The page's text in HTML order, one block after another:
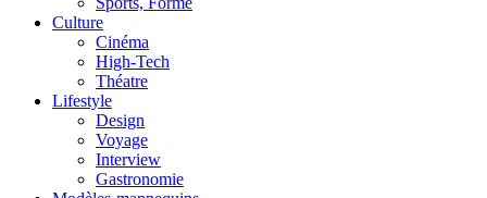
Culture
Cinéma
High-Tech
Théatre
Lifestyle
Design
Voyage
Interview
Gastronomie